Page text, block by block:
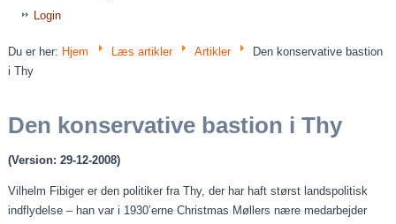
Login
Du er her: Hjem Læs artikler Artikler
Den konservative bastion
i Thy
Den konservative bastion i Thy
(Version: 29-12-2008)
Vilhelm Fibiger er den politiker fra Thy, der har haft størst landspolitisk
indflydelse – han var i 1930’erne Christmas Møllers nære medarbejder